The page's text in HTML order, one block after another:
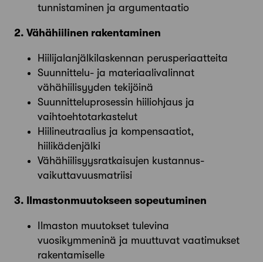
tunnistaminen ja argumentaatio
2. Vähähiilinen rakentaminen
Hiilijalanjälkilaskennan perusperiaatteita
Suunnittelu- ja materiaalivalinnat
vähähiilisyyden tekijöinä
Suunnitteluprosessin hiiliohjaus ja
vaihtoehtotarkastelut
Hiilineutraalius ja kompensaatiot,
hiilikädenjälki
Vähähiilisyysratkaisujen kustannus-
vaikuttavuusmatriisi
3. Ilmastonmuutokseen sopeutuminen
Ilmaston muutokset tulevina
vuosikymmeninä ja muuttuvat vaatimukset
rakentamiselle